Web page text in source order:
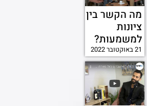
מה הקשר בין
ציונות
למשמעות?
21 באוקטובר 2022